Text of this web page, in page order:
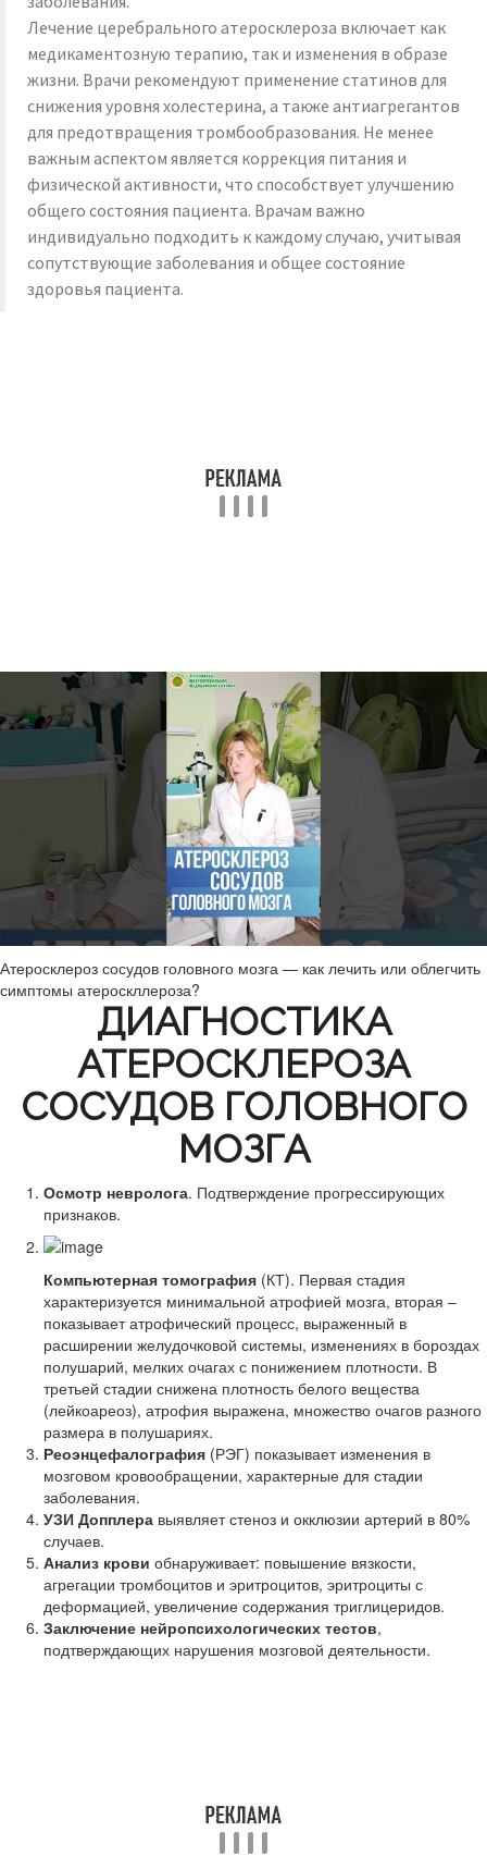
Лечение церебрального атеросклероза включает как
медикаментозную терапию, так и изменения в образе
жизни. Врачи рекомендуют применение статинов для
снижения уровня холестерина, а также антиагрегантов
для предотвращения тромбообразования. Не менее
важным аспектом является коррекция питания и
физической активности, что способствует улучшению
общего состояния пациента. Врачам важно
индивидуально подходить к каждому случаю, учитывая
сопутствующие заболевания и общее состояние
здоровья пациента.
Атеросклероз сосудов головного мозга — как лечить или облегчить
симптомы атероскллероза?
ДИАГНОСТИКА
АТЕРОСКЛЕРОЗА
СОСУДОВ ГОЛОВНОГО
МОЗГА
Осмотр невролога. Подтверждение прогрессирующих
признаков.
Компьютерная томография (КТ). Первая стадия
характеризуется минимальной атрофией мозга, вторая –
показывает атрофический процесс, выраженный в
расширении желудочковой системы, изменениях в бороздах
полушарий, мелких очагах с понижением плотности. В
третьей стадии снижена плотность белого вещества
(лейкоареоз), атрофия выражена, множество очагов разного
размера в полушариях.
Реоэнцефалография (РЭГ) показывает изменения в
мозговом кровообращении, характерные для стадии
заболевания.
УЗИ Допплера выявляет стеноз и окклюзии артерий в 80%
случаев.
Анализ крови обнаруживает: повышение вязкости,
агрегации тромбоцитов и эритроцитов, эритроциты с
деформацией, увеличение содержания триглицеридов.
Заключение нейропсихологических тестов,
подтверждающих нарушения мозговой деятельности.